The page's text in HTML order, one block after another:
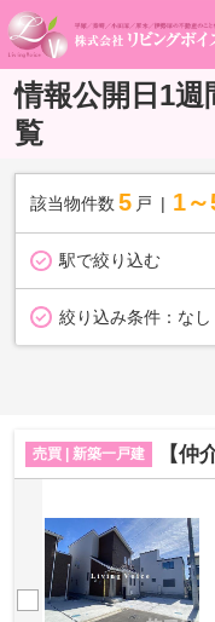
情報公開日1
覧
該当物件数 5 戸 1～
駅で絞り込む
絞り込み条件： なし
売買 | 新築一戸建 【仲介手